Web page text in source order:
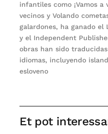
infantiles como ¡Vamos a
vecinos y Volando
galardones, ha ganado el
y el Independent
obras han sido
idiomas, incluyendo
esloveno
Et pot